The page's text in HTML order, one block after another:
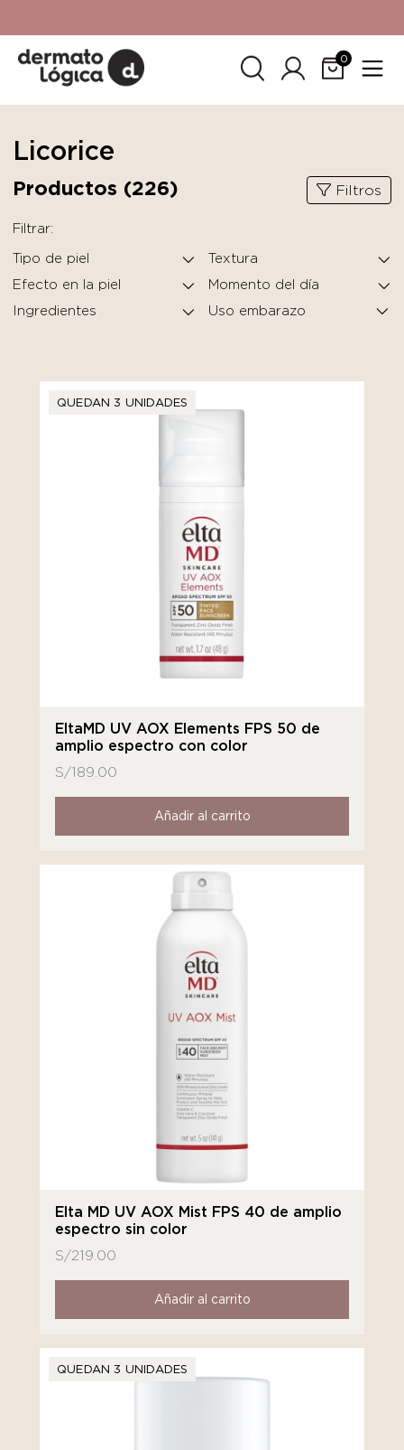
SkinCeuticals.
0
Licorice
Productos (226) Filtros
Filtrar:
Tipo de piel
Textura
Efecto en la piel
Momento del día
Ingredientes
QUEDAN 3 UNIDADES
EltaMD UV AOX Elements FPS 50 de
amplio espectro con color
S/189.00
Añadir al carrito
Elta MD UV AOX Mist FPS 40 de amplio
espectro sin color
S/219.00
Añadir al carrito
QUEDAN 3 UNIDADES